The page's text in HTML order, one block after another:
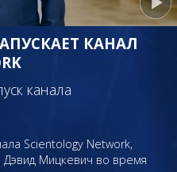
КАНАЛ
канала
Scientology Network,
Дэвид Мицкевич во время